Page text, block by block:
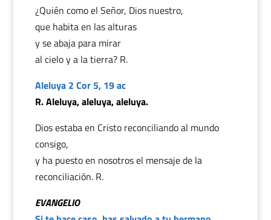
¿Quién como el Señor, Dios nuestro,
que habita en las alturas
y se abaja para mirar
al cielo y a la tierra? R.
Aleluya 2 Cor 5, 19 ac
R. Aleluya, aleluya, aleluya.
Dios estaba en Cristo reconciliando al mundo
consigo,
y ha puesto en nosotros el mensaje de la
reconciliación. R.
EVANGELIO